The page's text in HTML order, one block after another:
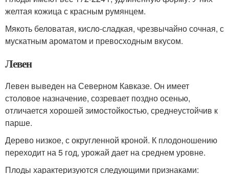
желтая кожица с красным румянцем.
Мякоть беловатая, кисло-сладкая, чрезвычайно сочная, с
мускатным ароматом и превосходным вкусом.
Левен
Левен выведен на Северном Кавказе. Он имеет
столовое назначение, созревает поздно осенью,
отличается хорошей зимостойкостью, среднеустойчив к
парше.
Дерево низкое, с округленной кроной. К плодоношению
переходит на 5 год, урожай дает на среднем уровне.
Плоды характеризуются следующими признаками: